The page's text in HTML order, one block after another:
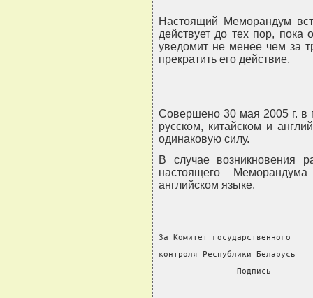
Настоящий Меморандум
действует до тех пор,
уведомит не менее чем за
прекратить его действие.
Совершено 30 мая 2005 г. в
русском, китайском и
одинаковую силу.
В случае возникновения
настоящего
английском языке.
За Комитет
контроля Республики
Подпись